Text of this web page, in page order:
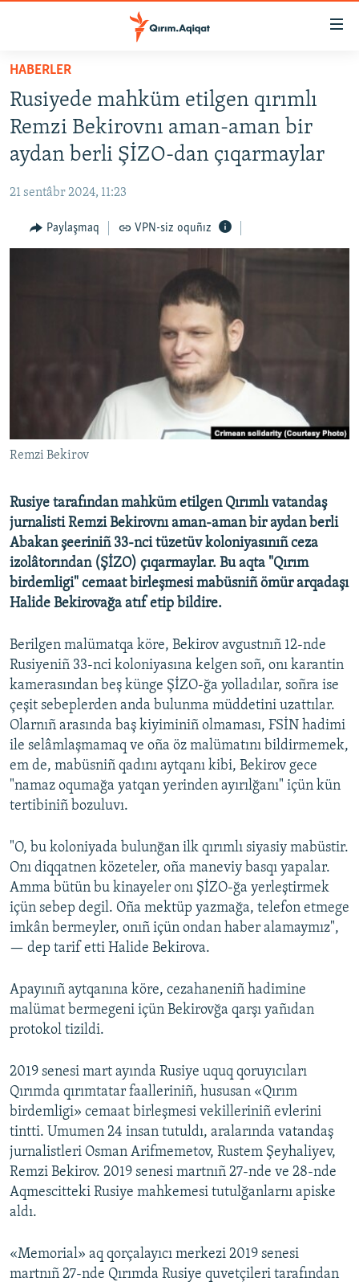
Esas
qaytmaq
Baş
navigatsiyağa
qaytmaq
Qıdıruvğa
SİYASET
İQTİSADİYAT
MEDENİYET
İNSAN AQLARI
QOŞULIÑIZ!
RFE/RS bütün saytları
HABERLER
Rusiyede mahküm etilgen qırımlı
Remzi Bekirovnı aman-aman bir
aydan berli ŞİZO-dan çıqarmaylar
21 sentâbr 2024, 11:23
Paylaşmaq VPN-siz oquñız
Remzi Bekirov
Rusiye tarafından mahküm etilgen Qırımlı vatandaş
jurnalisti Remzi Bekirovnı aman-aman bir aydan berli
Abakan şeeriniñ 33-nci tüzetüv koloniyasınıñ ceza
izolâtorından (ŞİZO) çıqarmaylar. Bu aqta "Qırım
birdemligi" cemaat birleşmesi mabüsniñ ömür arqadaşı
Halide Bekirovağa atıf etip bildire.
Berilgen malümatqa köre, Bekirov avgustnıñ 12-nde
Rusiyeniñ 33-nci koloniyasına kelgen soñ, onı karantin
kamerasından beş künge ŞİZO-ğa yolladılar, soñra ise
çeşit sebeplerden anda bulunma müddetini uzattılar.
Olarnıñ arasında baş kiyiminiñ olmaması, FSİN hadimi
ile selâmlaşmamaq ve oña öz malümatını bildirmemek,
em de, mabüsniñ qadını aytqanı kibi, Bekirov gece
"namaz oqumağa yatqan yerinden ayırılğanı" içün kün
tertibiniñ bozuluvı.
"O, bu koloniyada bulunğan ilk qırımlı siyasiy mabüstir.
Onı diqqatnen közeteler, oña maneviy basqı yapalar.
Amma bütün bu kinayeler onı ŞİZO-ğa yerleştirmek
içün sebep degil. Oña mektüp yazmağa, telefon etmege
imkân bermeyler, onıñ içün ondan haber alamaymız",
— dep tarif etti Halide Bekirova.
Apayınıñ aytqanına köre, cezahaneniñ hadimine
malümat bermegeni içün Bekirovğa qarşı yañıdan
protokol tizildi.
2019 senesi mart ayında Rusiye uquq qoruyıcıları
Qırımda qırımtatar faalleriniñ, hususan «Qırım
birdemligi» cemaat birleşmesi vekilleriniñ evlerini
tintti. Umumen 24 insan tutuldı, aralarında vatandaş
jurnalistleri Osman Arifmemetov, Rustem Şeyhaliyev,
Remzi Bekirov. 2019 senesi martnıñ 27-nde ve 28-nde
Aqmescitteki Rusiye mahkemesi tutulğanlarnı apiske
aldı.
«Memorial» aq qorçalayıcı merkezi 2019 senesi
martnıñ 27-nde Qırımda Rusiye quvetçileri tarafından